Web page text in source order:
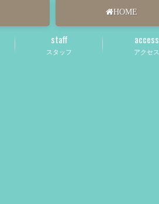
HOME
スタッフ
staff
アクセス
access